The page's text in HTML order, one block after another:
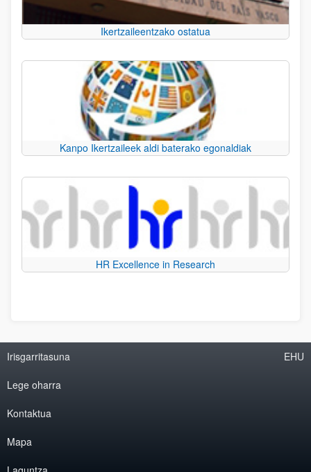
Ikertzaileentzako ostatua
Kanpo Ikertzaileek aldi baterako egonaldiak
HR Excellence in Research
Irisgarritasuna
Lege oharra
Kontaktua
Mapa
EHU